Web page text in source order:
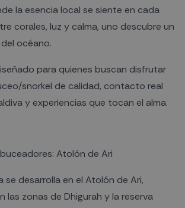
la esencia local se siente en cada
corales, luz y calma, uno descubre un
océano.
para quienes buscan disfrutar
snorkel de calidad, contacto real
y experiencias que tocan el alma.
Atolón de Ari
se desarrolla en el Atolón de Ari,
las zonas de Dhigurah y la reserva